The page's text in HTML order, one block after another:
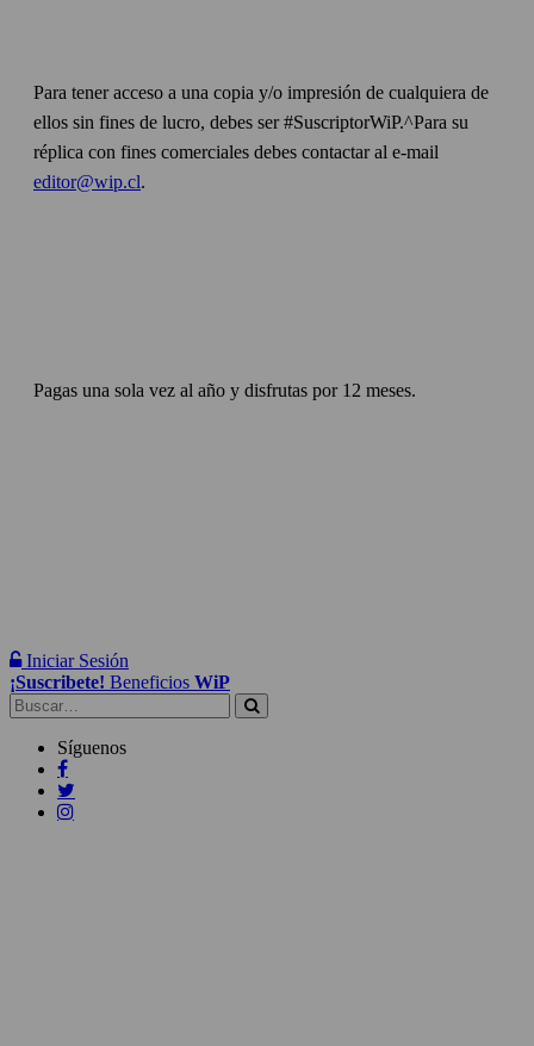
Para tener acceso a una copia y/o impresión de cualquiera de
ellos sin fines de lucro, debes ser #SuscriptorWiP.^Para su
réplica con fines comerciales debes contactar al e-mail
editor@wip.cl.
Pagas una sola vez al año y disfrutas por 12 meses.
Iniciar Sesión
¡Suscribete! Beneficios WiP
Buscar:
Síguenos